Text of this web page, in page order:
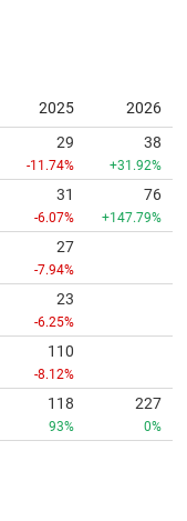
2025
2026
29
-11.74%
38
+31.92%
31
-6.07%
76
+147.79%
27
-7.94%
23
-6.25%
110
-8.12%
118
93%
227
0%